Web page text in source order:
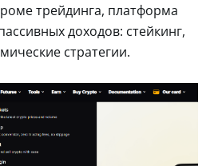
трейдинга, платформа
доходов: стейкинг,
стратегии.